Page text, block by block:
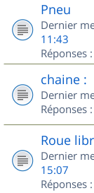
Pneu
Dernier
11:43
Réponses :
chaine :
Dernier
Réponses :
Roue
Dernier
15:07
Réponses :